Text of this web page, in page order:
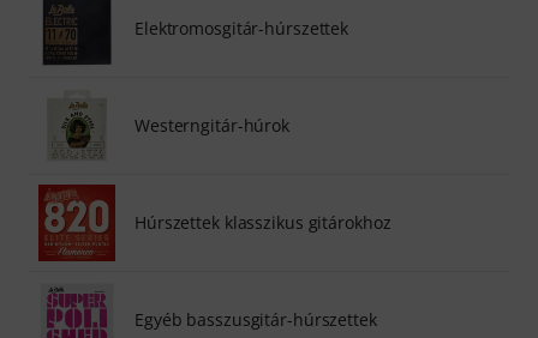
Elektromosgitár-húrszettek
Westerngitár-húrok
Húrszettek klasszikus gitárokhoz
Egyéb basszusgitár-húrszettek